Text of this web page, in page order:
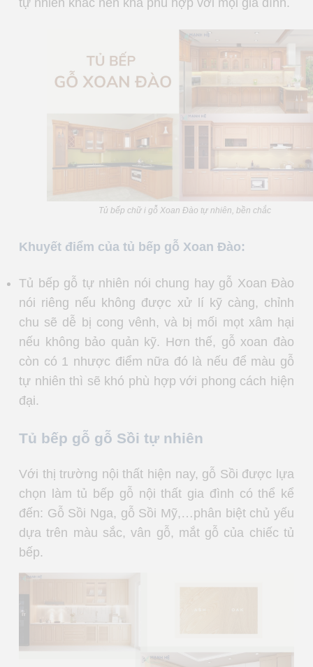
tự nhiên khác nên khá phù hợp với mọi gia đình.
Tủ bếp chữ i gỗ Xoan Đào tự nhiên, bền chắc
Khuyết điểm của tủ bếp gỗ Xoan Đào:
Tủ bếp gỗ tự nhiên nói chung hay gỗ Xoan Đào
nói riêng nếu không được xử lí kỹ càng, chỉnh
chu sẽ dễ bị cong vênh, và bị mối mọt xâm hại
nếu không bảo quản kỹ. Hơn thế, gỗ xoan đào
còn có 1 nhược điểm nữa đó là nếu để màu gỗ
tự nhiên thì sẽ khó phù hợp với phong cách hiện
đại.
Tủ bếp gỗ gỗ Sồi tự nhiên
Với thị trường nội thất hiện nay, gỗ Sồi được lựa
chọn làm tủ bếp gỗ nội thất gia đình có thể kể
đến: Gỗ Sồi Nga, gỗ Sồi Mỹ,…phân biệt chủ yếu
dựa trên màu sắc, vân gỗ, mắt gỗ của chiếc tủ
bếp.